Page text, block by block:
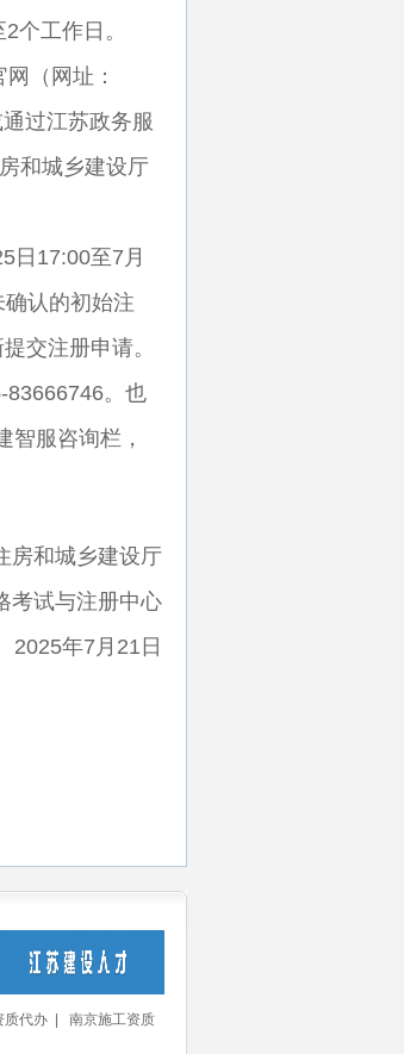
个工作日。
（网址：
过江苏政务服
和城乡建设厅
日17:00至7月
认的初始注
交注册申请。
83666746。也
服咨询栏，
房和城乡建设厅
考试与注册中心
2025年7月21日
质代办
南京施工资质